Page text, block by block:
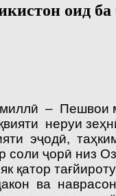
оид ба
–
неруи
эҷодӣ,
соли ҷорӣ низ
қатор
ва